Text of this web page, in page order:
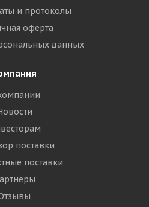
и протоколы
оферта
данных
поставки
поставки